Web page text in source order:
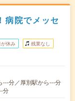
院でメッセ
休み 残業なし
---分／厚別駅から---分
分